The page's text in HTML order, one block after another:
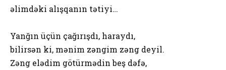
əlimdəki alışqanın tətiyi…
Yanğın üçün çağırışdı, haraydı,
bilirsən ki, mənim zəngim zəng deyil.
Zəng elədim götürmədin beş dəfə,